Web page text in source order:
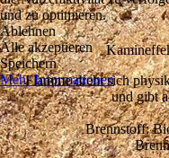
Flamme dreht sich
und gibt
Brennstoff:
und zu optimieren.
Ablehnen
Alle akzeptieren
Speichern
Mehr Informationen